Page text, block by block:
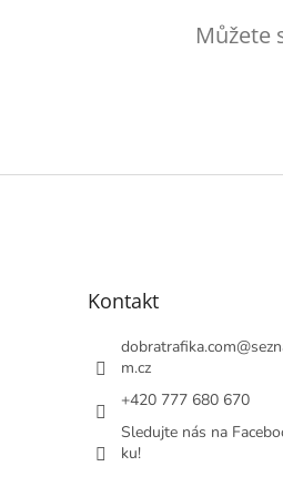
Můžete
Kontakt
dobratrafika.com@
m.cz
+420 777 680 670
Sledujte nás na
ku!